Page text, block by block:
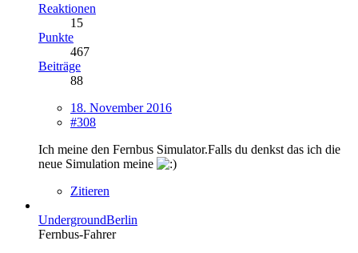
Reaktionen
15
Punkte
467
Beiträge
88
18. November 2016
#308
Ich meine den Fernbus Simulator.Falls du denkst das ich die
neue Simulation meine
Zitieren
UndergroundBerlin
Fernbus-Fahrer